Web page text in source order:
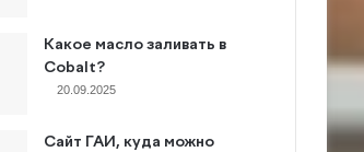
Какое масло заливать в
Cobalt?
20.09.2025
Сайт ГАИ, куда можно